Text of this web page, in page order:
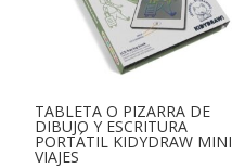
TABLETA O PIZARRA DE
DIBUJO Y ESCRITURA
PORTÁTIL KIDYDRAW MINI
VIAJES